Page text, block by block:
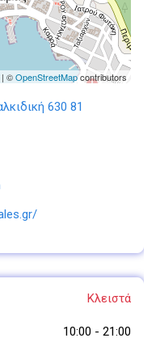
| ©OpenStreetMapcontributors
630 81
Κλειστά
10:00 - 21:00